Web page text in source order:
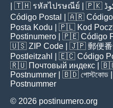
| 🇹🇭 รหัสไปรษณีย์ | 🇵🇰
Código Postal
| 🇦🇷
Posta Kodu | 🇵🇱 Kod
Postinumero | 🇵🇪 Código
🇺🇸 ZIP Code | 🇯🇵 郵便
Postleitzahl
| 🇪🇨 Código
🇷🇺 Почтовый индекс |
Postnummer | 🇧🇩 পোস্টকোড
Postnummer
© 2026 postinumero.org